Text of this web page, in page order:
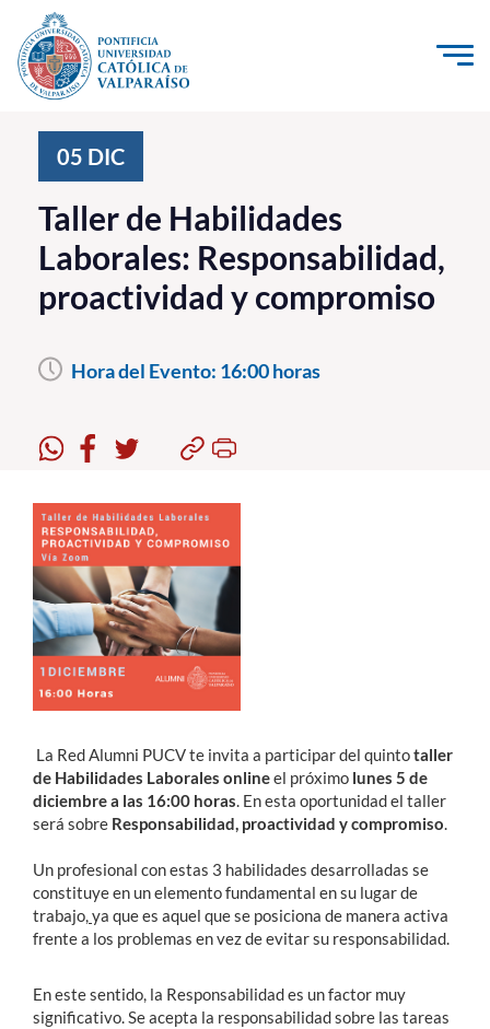
Click acá para ir directamente al contenido
Investigación, Creación e Innovación
PUCV Internacional
Vinculación con el Medio
Postgrado
Estudiantes
Académicos
Funcionarios
Alumni
English
05 DIC
Taller de Habilidades
Laborales: Responsabilidad,
proactividad y compromiso
Hora del Evento: 16:00 horas
La Red Alumni PUCV te invita a participar del quintotaller
de Habilidades Laborales onlineel próximo lunes 5 de
diciembre a las 16:00 horas. En esta oportunidad el taller
será sobre Responsabilidad, proactividad y compromiso.
Un profesional con estas 3 habilidades desarrolladas se
constituye en un elemento fundamental en su lugar de
trabajo,ya que es aquel que se posiciona de manera activa
frente a los problemas en vez de evitar su responsabilidad.
En este sentido, la Responsabilidades un factor muy
significativo. Se acepta la responsabilidad sobre las tareas